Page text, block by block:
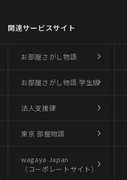
関連サービスサイト
お部屋さがし物語
お部屋さがし物語 学生版
法人支援課
東京 部屋物語
wagaya Japan
（コーポレートサイト）